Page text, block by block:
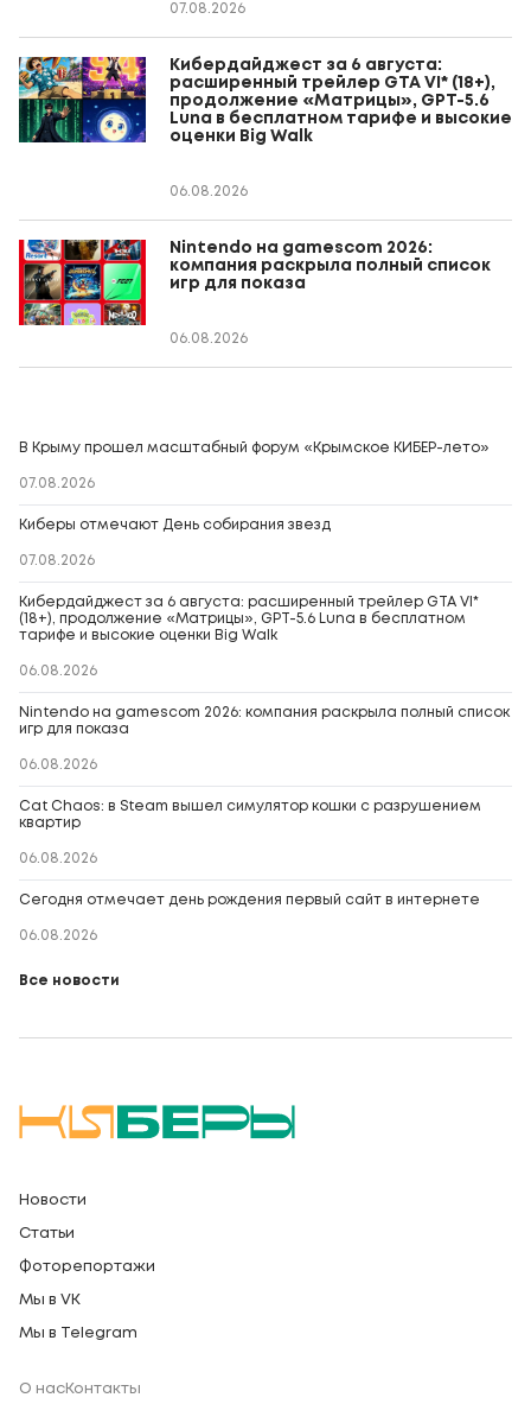
07.08.2026
Кибердайджест за 6 августа:
расширенный трейлер GTA VI* (18+),
продолжение «Матрицы», GPT-5.6
Luna в бесплатном тарифе и высокие
оценки Big Walk
06.08.2026
Nintendo на gamescom 2026:
компания раскрыла полный список
игр для показа
06.08.2026
В Крыму прошел масштабный форум «Крымское КИБЕР-лето»
07.08.2026
Киберы отмечают День собирания звезд
07.08.2026
Кибердайджест за 6 августа: расширенный трейлер GTA VI*
(18+), продолжение «Матрицы», GPT-5.6 Luna в бесплатном
тарифе и высокие оценки Big Walk
06.08.2026
Nintendo на gamescom 2026: компания раскрыла полный список
игр для показа
06.08.2026
Cat Chaos: в Steam вышел симулятор кошки с разрушением
квартир
06.08.2026
Сегодня отмечает день рождения первый сайт в интернете
06.08.2026
Все новости
Новости
Статьи
Фоторепортажи
Мы в VK
Мы в Telegram
О насКонтакты